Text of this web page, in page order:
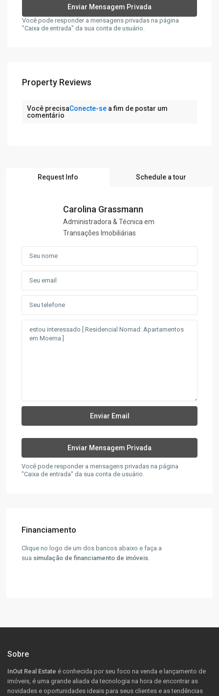
Você pode responder a mensagens privadas na página
"Caixa de entrada" da sua conta de usuário.
Property Reviews
Você precisaConecte-se a fim de postar um
comentário
Request Info Schedule a tour
Carolina Grassmann
Administradora & Técnica em
Transações Imobiliárias
Você pode responder a mensagens privadas na página
"Caixa de entrada" da sua conta de usuário.
Financiamento
Clique no logo de um dos bancos abaixo e faça a
sua simulação de financiamento de imóveis
Sobre
InOut Real Estate é conhecida por seu foco na venda e lançamento de
imóveis, é uma grande aliada da tecnologia na hora de encontrar as
novidades e oportunidades ideais para seus clientes e as tendências